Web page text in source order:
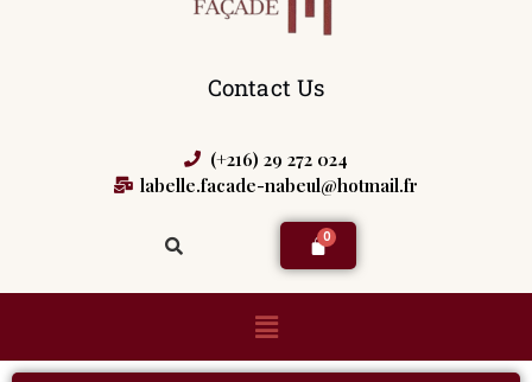
Contact Us
(+216) 29 272 024
labelle.facade-nabeul@hotmail.fr